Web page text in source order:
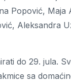
Popović, Maja
Aleksandra
do 29. jula.
sa